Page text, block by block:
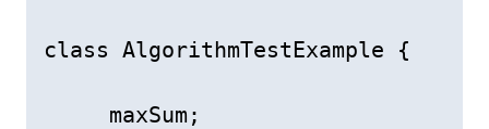
class AlgorithmTestExample {
     maxSum;